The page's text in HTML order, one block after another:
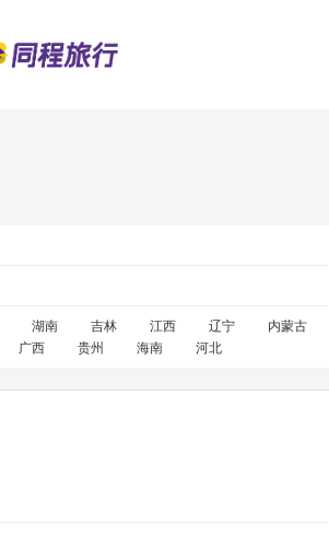
湖南 吉林 江西 辽宁 内蒙古
广西 贵州 海南 河北